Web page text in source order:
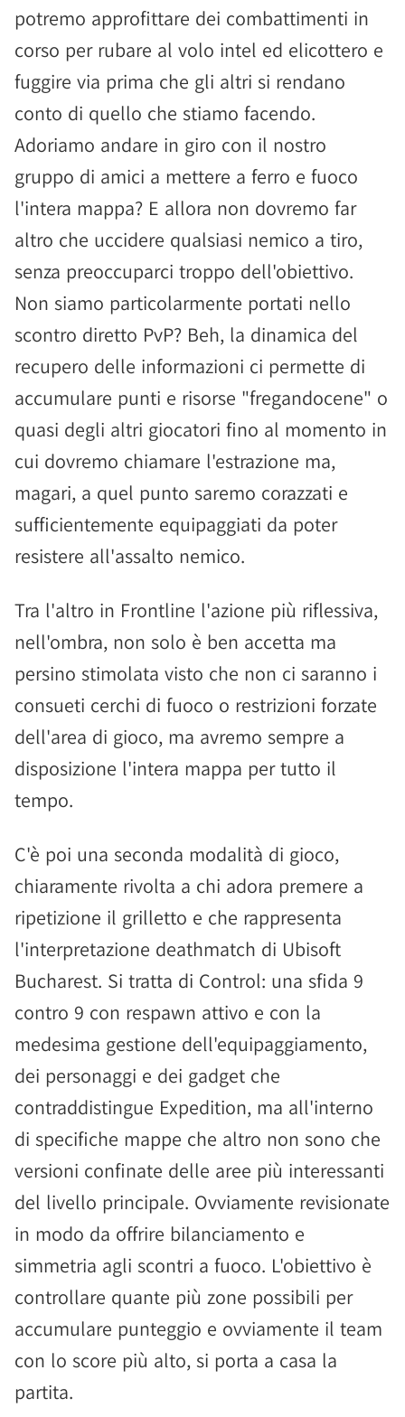
potremo approfittare dei combattimenti in
corso per rubare al volo intel ed elicottero e
fuggire via prima che gli altri si rendano
conto di quello che stiamo facendo.
Adoriamo andare in giro con il nostro
gruppo di amici a mettere a ferro e fuoco
l'intera mappa? E allora non dovremo far
altro che uccidere qualsiasi nemico a tiro,
senza preoccuparci troppo dell'obiettivo.
Non siamo particolarmente portati nello
scontro diretto PvP? Beh, la dinamica del
recupero delle informazioni ci permette di
accumulare punti e risorse "fregandocene" o
quasi degli altri giocatori fino al momento in
cui dovremo chiamare l'estrazione ma,
magari, a quel punto saremo corazzati e
sufficientemente equipaggiati da poter
resistere all'assalto nemico.
Tra l'altro in Frontline l'azione più riflessiva,
nell'ombra, non solo è ben accetta ma
persino stimolata visto che non ci saranno i
consueti cerchi di fuoco o restrizioni forzate
dell'area di gioco, ma avremo sempre a
disposizione l'intera mappa per tutto il
tempo.
C'è poi una seconda modalità di gioco,
chiaramente rivolta a chi adora premere a
ripetizione il grilletto e che rappresenta
l'interpretazione deathmatch di Ubisoft
Bucharest. Si tratta di Control: una sfida 9
contro 9 con respawn attivo e con la
medesima gestione dell'equipaggiamento,
dei personaggi e dei gadget che
contraddistingue Expedition, ma all'interno
di specifiche mappe che altro non sono che
versioni confinate delle aree più interessanti
del livello principale. Ovviamente revisionate
in modo da offrire bilanciamento e
simmetria agli scontri a fuoco. L'obiettivo è
controllare quante più zone possibili per
accumulare punteggio e ovviamente il team
con lo score più alto, si porta a casa la
partita.